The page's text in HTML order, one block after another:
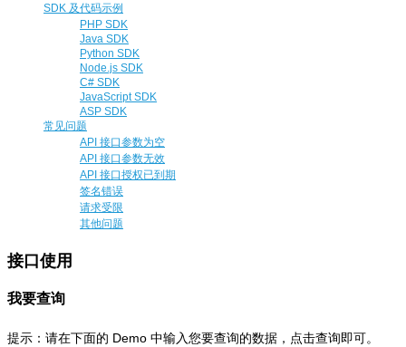
SDK 及代码示例
PHP SDK
Java SDK
Python SDK
Node.js SDK
C# SDK
JavaScript SDK
ASP SDK
常见问题
API 接口参数为空
API 接口参数无效
API 接口授权已到期
签名错误
请求受限
其他问题
接口使用
我要查询
提示：请在下面的 Demo 中输入您要查询的数据，点击查询即可。